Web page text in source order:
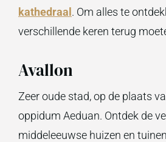
kathedraal . Om alles te
verschillende keren terug
Avallon
Zeer oude stad, op de plaats
oppidum Aeduan. Ontdek de
middeleeuwse huizen en